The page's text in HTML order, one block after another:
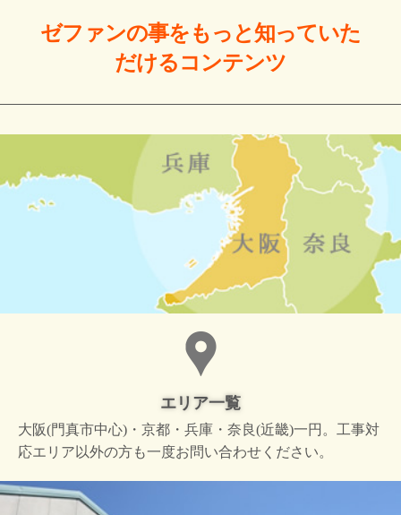
ゼファンの事をもっと知っていた
だけるコンテンツ
エリア一覧
大阪(門真市中心)・京都・兵庫・奈良(近畿)一円。工事対
応エリア以外の方も一度お問い合わせください。